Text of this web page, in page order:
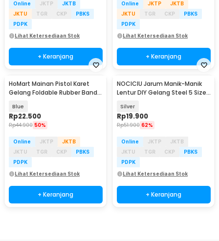
Online JKTP
JKTB
JKTU
TGR CKP
PBKS
PDPK
Lihat Ketersediaan Stok
+ Keranjang
Online JKTP
JKTB
JKTU
TGR CKP
PBKS
PDPK
Lihat Ketersediaan Stok
+ Keranjang
HoMart Mainan Pistol Karet
Gelang Foldable Rubber Band
Blue
Rp22.500
Rp44.900 50%
Online JKTP
JKTB
JKTU
TGR CKP
PBKS
PDPK
Lihat Ketersediaan Stok
+ Keranjang
NOCICIU Jarum Manik-Manik
Lentur DIY Gelang Steel 5 Size
Silver
Rp19.900
Rp51.900 62%
Online JKTP
JKTB
JKTU
TGR CKP
PBKS
PDPK
Lihat Ketersediaan Stok
+ Keranjang